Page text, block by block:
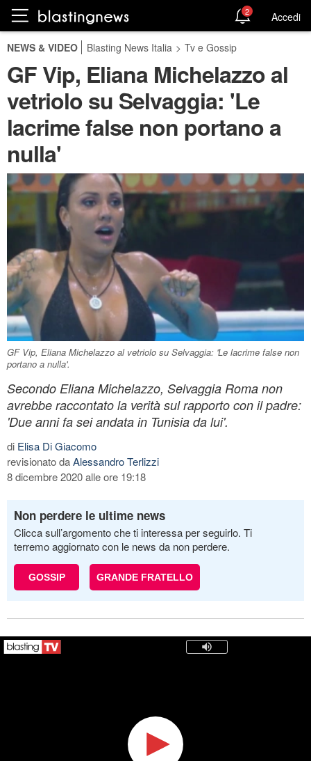
2 Accedi
NEWS & VIDEO Blasting News Italia > Tv e Gossip
GF Vip, Eliana Michelazzo al
vetriolo su Selvaggia: 'Le
lacrime false non portano a
nulla'
GF Vip, Eliana Michelazzo al vetriolo su Selvaggia: 'Le lacrime false non
portano a nulla'.
Secondo Eliana Michelazzo, Selvaggia Roma non
avrebbe raccontato la verità sul rapporto con il padre:
'Due anni fa sei andata in Tunisia da lui'.
di Elisa Di Giacomo
revisionato daAlessandro Terlizzi
8 dicembre 2020 alle ore 19:18
Non perdere le ultime news
Clicca sull’argomento che ti interessa per seguirlo. Ti
terremo aggiornato con le news da non perdere.
GOSSIP GRANDE FRATELLO